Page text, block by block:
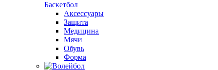
Баскетбол
Аксессуары
Защита
Медицина
Мячи
Обувь
Форма